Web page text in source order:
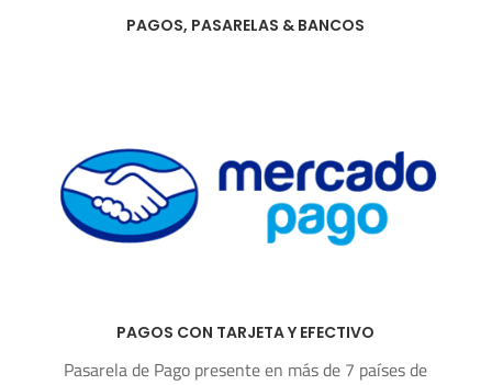
PAGOS, PASARELAS & BANCOS
PAGOS CON TARJETA Y EFECTIVO
Pasarela de Pago presente en más de 7 países de